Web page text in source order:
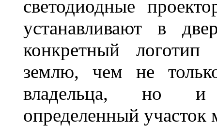
светодиодные
устанавливают в
конкретный логотип
землю, чем не
владельца, но и
определенный участок